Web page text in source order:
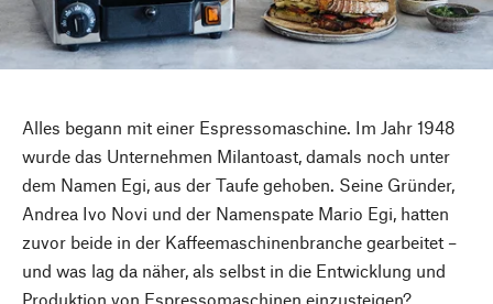
Alles begann mit einer Espressomaschine. Im Jahr 1948
wurde das Unternehmen Milantoast, damals noch unter
dem Namen Egi, aus der Taufe gehoben. Seine Gründer,
Andrea Ivo Novi und der Namenspate Mario Egi, hatten
zuvor beide in der Kaffeemaschinenbranche gearbeitet –
und was lag da näher, als selbst in die Entwicklung und
Produktion von Espressomaschinen einzusteigen?